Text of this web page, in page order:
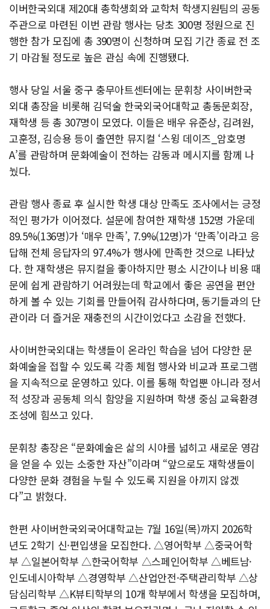
이버한국외대 제20대 총학생회와 교학처 학생지원팀의 공동
주관으로 마련된 이번 관람 행사는 당초 300명 정원으로 진
행한 참가 모집에 총 390명이 신청하며 모집 기간 종료 전 조
기 마감될 정도로 높은 관심 속에 진행됐다.
행사 당일 서울 중구 충무아트센터에는 문휘창 사이버한국
외대 총장을 비롯해 김덕술 한국외국어대학교 총동문회장,
재학생 등 총 307명이 모였다. 이들은 배우 유준상, 김려원,
고훈정, 김승용 등이 출연한 뮤지컬 ‘스윙 데이즈_암호명
A’를 관람하며 문화예술이 전하는 감동과 메시지를 함께 나
눴다.
관람 행사 종료 후 실시한 학생 대상 만족도 조사에서는 긍정
적인 평가가 이어졌다. 설문에 참여한 재학생 152명 가운데
89.5%(136명)가 ‘매우 만족’, 7.9%(12명)가 ‘만족’이라고 응
답해 전체 응답자의 97.4%가 행사에 만족한 것으로 나타났
다. 한 재학생은 뮤지컬을 좋아하지만 평소 시간이나 비용 때
문에 쉽게 관람하기 어려웠는데 학교에서 좋은 공연을 편안
하게 볼 수 있는 기회를 만들어줘 감사하다며, 동기들과의 단
관이라 더 즐거운 재충전의 시간이었다고 소감을 전했다.
사이버한국외대는 학생들이 온라인 학습을 넘어 다양한 문
화예술을 접할 수 있도록 각종 체험 행사와 비교과 프로그램
을 지속적으로 운영하고 있다. 이를 통해 학업뿐 아니라 정서
적 성장과 공동체 의식 함양을 지원하며 학생 중심 교육환경
조성에 힘쓰고 있다.
문휘창 총장은 “문화예술은 삶의 시야를 넓히고 새로운 영감
을 얻을 수 있는 소중한 자산”이라며 “앞으로도 재학생들이
다양한 문화 경험을 누릴 수 있도록 지원을 아끼지 않겠
다”고 밝혔다.
한편 사이버한국외국어대학교는 7월 16일(목)까지 2026학
년도 2학기 신·편입생을 모집한다. △영어학부 △중국어학
부 △일본어학부 △한국어학부 △스페인어학부 △베트남·
인도네시아학부 △경영학부 △산업안전·주택관리학부 △상
담심리학부 △K뷰티학부의 10개 학부에서 학생을 모집하며,